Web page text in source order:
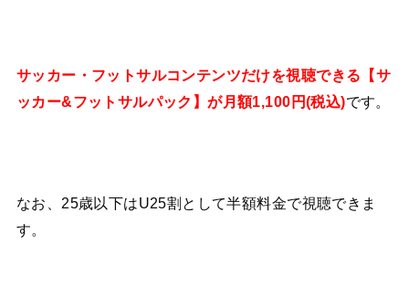
サッカー・フットサルコンテンツだけを視聴できる【サ
ッカー&フットサルパック】が月額1,100円(税込)です。
なお、25歳以下はU25割として半額料金で視聴できま
す。